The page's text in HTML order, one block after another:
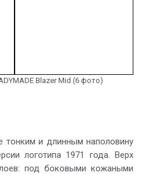
Blazer Mid (6 фото)
тонким и длинным наполовину
логотипа 1971 года. Верх
под боковыми кожаными